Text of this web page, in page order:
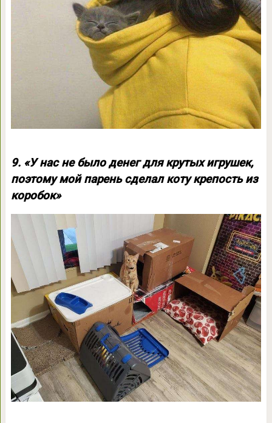
9. «У нас не было денег для крутых игрушек,
поэтому мой парень сделал коту крепость из
коробок»